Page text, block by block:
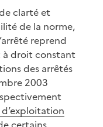
clarté et
de la norme,
reprend
à droit constant
des arrêtés
2003